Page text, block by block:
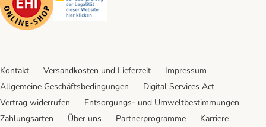
Kontakt Versandkosten und Lieferzeit
Impressum
Allgemeine Geschäftsbedingungen
Digital Services Act
Vertrag widerrufen
Entsorgungs- und Umweltbestimmungen
Zahlungsarten
Über uns Partnerprogramme Karriere